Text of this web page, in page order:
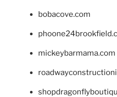
bobacove.com
mickeybarmama.com